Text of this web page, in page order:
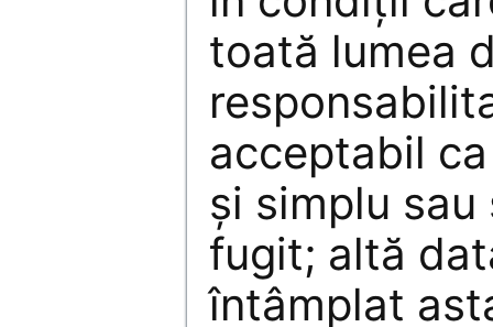
toată lumea
acceptabil
și simplu sau
fugit; altă
întâmplat